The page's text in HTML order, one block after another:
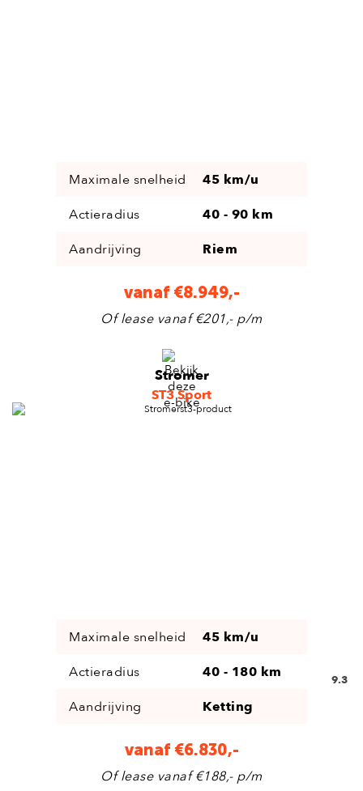
Maximale snelheid
45 km/u
Actieradius
40 - 90 km
Aandrijving
Riem
vanaf €8.949,-
Of lease vanaf €201,- p/m
Stromer
ST3 Sport
Maximale snelheid
45 km/u
Actieradius
40 - 180 km
Aandrijving
Ketting
vanaf €6.830,-
Of lease vanaf €188,- p/m
9.3